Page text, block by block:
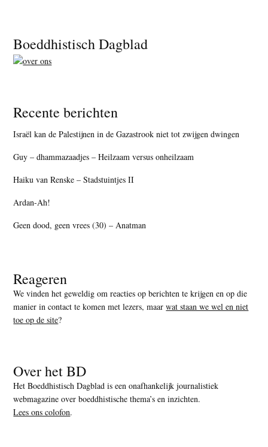
Footer
Boeddhistisch Dagblad
Recente berichten
Israël kan de Palestijnen in de Gazastrook niet tot zwijgen dwingen
Guy – dhammazaadjes – Heilzaam versus onheilzaam
Haiku van Renske – Stadstuintjes II
Ardan-Ah!
Geen dood, geen vrees (30) – Anatman
Reageren
We vinden het geweldig om reacties op berichten te krijgen en op die
manier in contact te komen met lezers, maarwat staan we wel en niet
toe op de site?
Over het BD
Het Boeddhistisch Dagblad is een onafhankelijk journalistiek
webmagazine over boeddhistische thema’s en inzichten.
Lees ons colofon.